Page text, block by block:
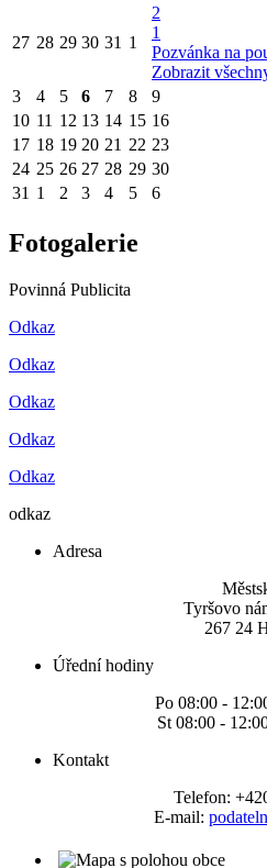
27 28 29 30 31 1
2
1
Pozvánka na
Zobrazit
3
4 5 6 7 8
9
10 11 12 13 14 15 16
17 18 19 20 21 22 23
24 25 26 27 28 29 30
31 1 2 3 4 5 6
Fotogalerie
Povinná Publicita
Odkaz
Odkaz
Odkaz
Odkaz
Odkaz
odkaz
Adresa
Tyršovo
267 24
Úřední hodiny
Po 08:00 -
St 08:00 -
Kontakt
Telefon:
E-mail: